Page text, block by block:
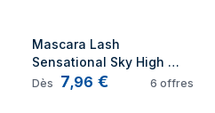
Mascara Lash
Sensational Sky High
#brume bleue
Dès 7,96 € 6 offres